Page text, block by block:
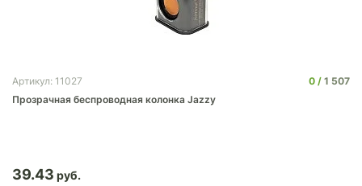
Артикул: 11027 0
1 507
Прозрачная беспроводная колонка Jazzy
39.43